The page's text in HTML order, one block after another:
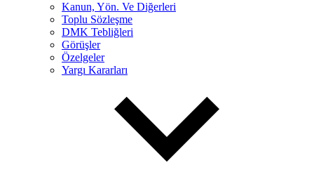
Kanun, Yön. Ve Diğerleri
Toplu Sözleşme
DMK Tebliğleri
Görüşler
Özelgeler
Yargı Kararları